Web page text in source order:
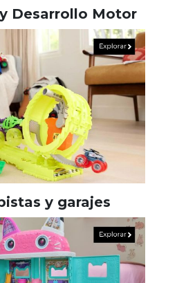
Desarrollo Motor
y garajes